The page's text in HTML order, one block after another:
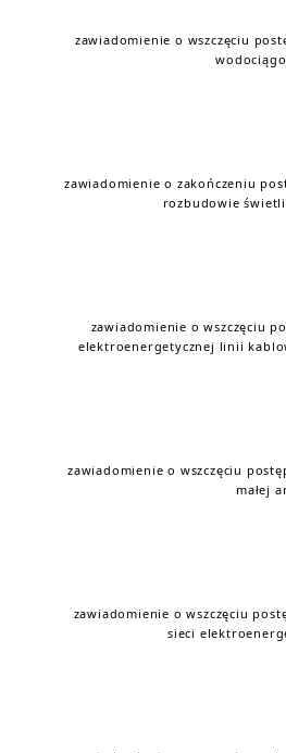
zawiadomienie o wszczęciu
zawiadomienie o zakończeniu
rozbudowie
zawiadomienie o wszczęciu
elektroenergetycznej linii
zawiadomienie o wszczęciu
małej
zawiadomienie o wszczęciu
sieci